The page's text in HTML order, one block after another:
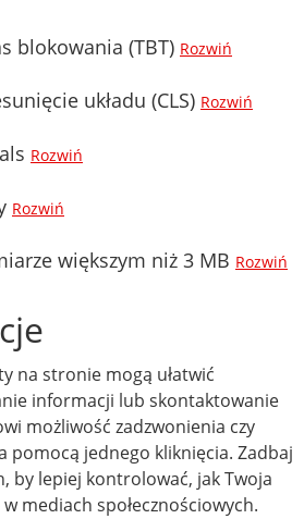
blokowania (TBT) Rozwiń
układu (CLS) Rozwiń
Rozwiń
Rozwiń
większym niż 3 MB Rozwiń
na stronie mogą ułatwić
informacji lub skontaktowanie
możliwość zadzwonienia czy
pomocą jednego kliknięcia. Zadbaj
by lepiej kontrolować, jak Twoja
mediach społecznościowych.